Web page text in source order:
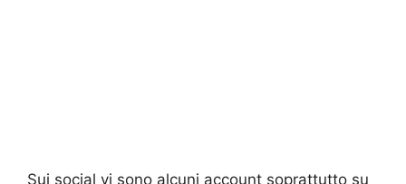
Sui social vi sono alcuni account soprattutto su